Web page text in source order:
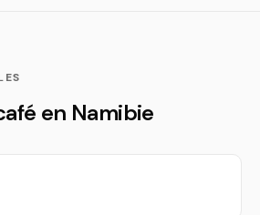
en Namibie